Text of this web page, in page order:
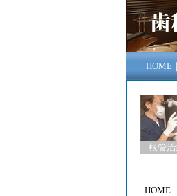
HOME｜
根管治
HOME